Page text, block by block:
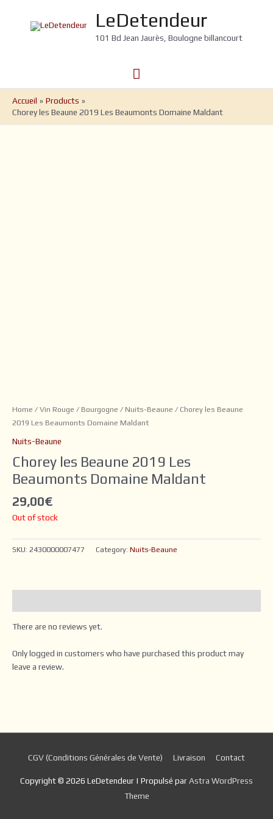
LeDetendeur
101 Bd Jean Jaurès, Boulogne billancourt
Menu
Accueil
Products
Chorey les Beaune 2019 Les Beaumonts Domaine Maldant
Home / Vin Rouge / Bourgogne / Nuits-Beaune / Chorey les Beaune
2019 Les Beaumonts Domaine Maldant
Nuits-Beaune
Chorey les Beaune 2019 Les
Beaumonts Domaine Maldant
29,00€
Out of stock
SKU: 2430000007477 Category: Nuits-Beaune
There are no reviews yet.
Only logged in customers who have purchased this product may
leave a review.
CGV (Conditions Générales de Vente) Livraison Contact
Copyright © 2026 LeDetendeur | Propulsé parAstra WordPress
Theme